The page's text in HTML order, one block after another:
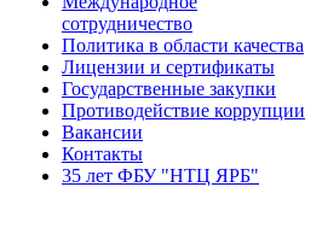
сотрудничество
Политика в области качества
Лицензии и сертификаты
Государственные закупки
Противодействие коррупции
Вакансии
Контакты
35 лет ФБУ "НТЦ ЯРБ"